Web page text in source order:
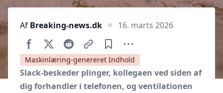
Af Breaking-news.dk 16. marts 2026
Maskinlæring-genereret Indhold
Slack-beskeder plinger, kollegaen ved siden af
dig forhandler i telefonen, og ventilationen